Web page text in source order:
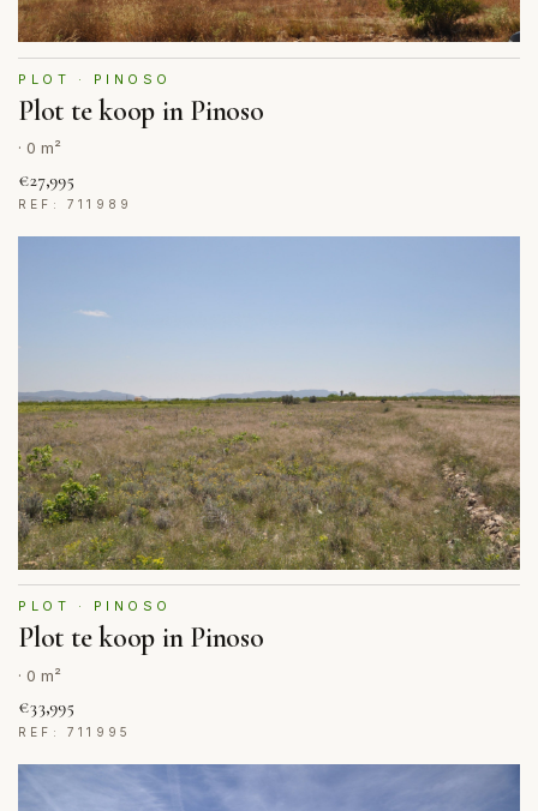
PLOT · PINOSO
Plot te koop in Pinoso
· 0 m²
€27,995
REF: 711989
PLOT · PINOSO
Plot te koop in Pinoso
· 0 m²
€33,995
REF: 711995